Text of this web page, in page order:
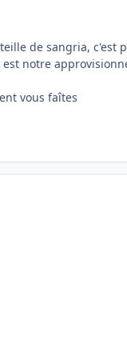
de sangria, c'est
notre
vous faîtes